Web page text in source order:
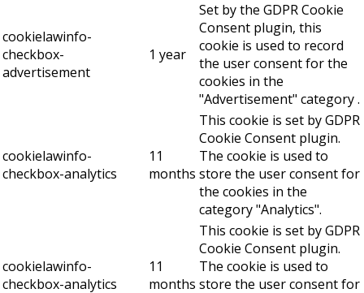
cookielawinfo-
checkbox-
advertisement
1 year
Set by the GDPR Cookie
Consent plugin, this
cookie is used to record
the user consent for the
cookies in the
"Advertisement" category .
cookielawinfo-
checkbox-analytics
11
months
This cookie is set by GDPR
Cookie Consent plugin.
The cookie is used to
store the user consent for
the cookies in the
category "Analytics".
cookielawinfo-
checkbox-analytics
11
months
This cookie is set by GDPR
Cookie Consent plugin.
The cookie is used to
store the user consent for